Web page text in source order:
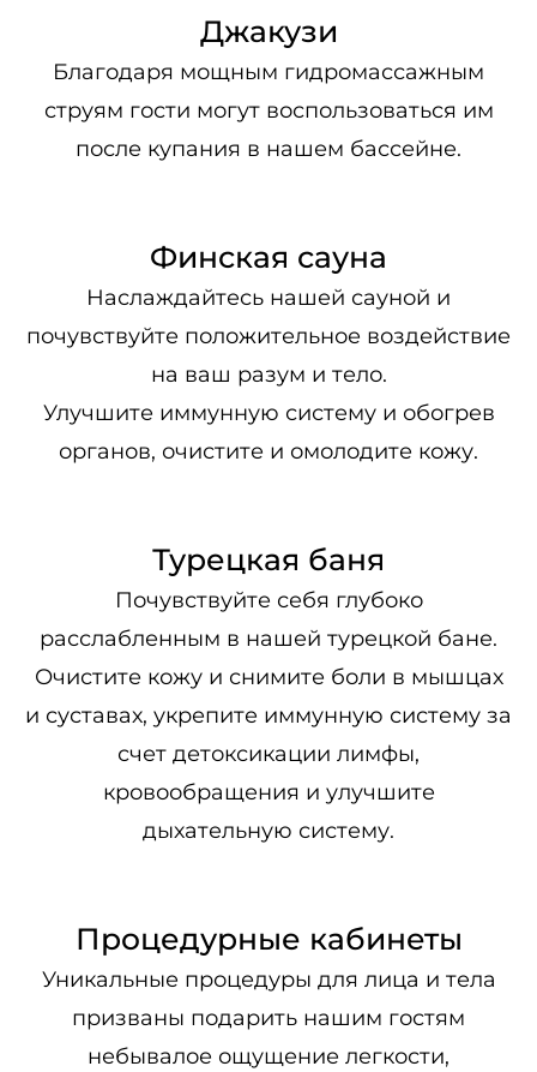
Джакузи
Благодаря мощным гидромассажным
струям гости могут воспользоваться им
после купания в нашем бассейне.
Финская сауна
Наслаждайтесь нашей сауной и
почувствуйте положительное воздействие
на ваш разум и тело.
Улучшите иммунную систему и обогрев
органов, очистите и омолодите кожу.
Турецкая баня
Почувствуйте себя глубоко
расслабленным в нашей турецкой бане.
Очистите кожу и снимите боли в мышцах
и суставах, укрепите иммунную систему за
счет детоксикации лимфы,
кровообращения и улучшите
дыхательную систему.
Процедурные кабинеты
Уникальные процедуры для лица и тела
призваны подарить нашим гостям
небывалое ощущение легкости,